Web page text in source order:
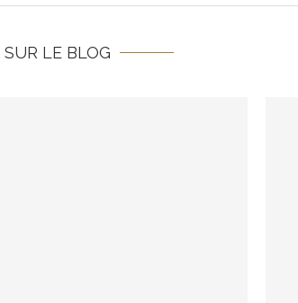
SUR LE BLOG